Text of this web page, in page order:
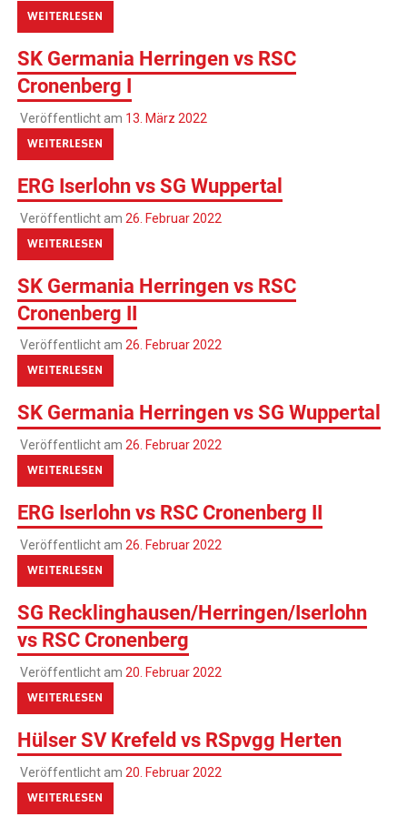
WEITERLESEN
SK Germania Herringen vs RSC
Cronenberg I
Veröffentlicht am 13. März 2022
WEITERLESEN
ERG Iserlohn vs SG Wuppertal
Veröffentlicht am 26. Februar 2022
WEITERLESEN
SK Germania Herringen vs RSC
Cronenberg II
Veröffentlicht am 26. Februar 2022
WEITERLESEN
SK Germania Herringen vs SG Wuppertal
Veröffentlicht am 26. Februar 2022
WEITERLESEN
ERG Iserlohn vs RSC Cronenberg II
Veröffentlicht am 26. Februar 2022
WEITERLESEN
SG Recklinghausen/Herringen/Iserlohn
vs RSC Cronenberg
Veröffentlicht am 20. Februar 2022
WEITERLESEN
Hülser SV Krefeld vs RSpvgg Herten
Veröffentlicht am 20. Februar 2022
WEITERLESEN